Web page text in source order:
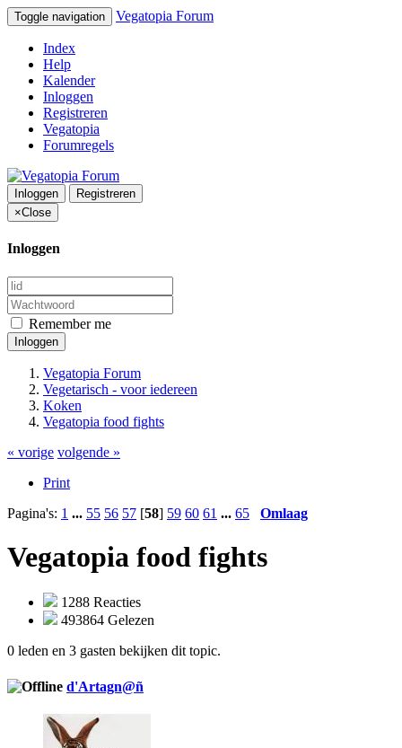
Toggle navigation Vegatopia Forum
Index
Help
Kalender
Inloggen
Registreren
Vegatopia
Forumregels
Inloggen
Registreren
×Close
Inloggen
Remember me
Inloggen
Vegatopia Forum
Vegetarisch - voor iedereen
Koken
Vegatopia food fights
« vorige volgende »
Print
Pagina's: 1 ... 55 56 57 [58] 59 60 61 ... 65 Omlaag
Vegatopia food fights
1288 Reacties
493864 Gelezen
0 leden en 3 gasten bekijken dit topic.
d'Artagn@ñ